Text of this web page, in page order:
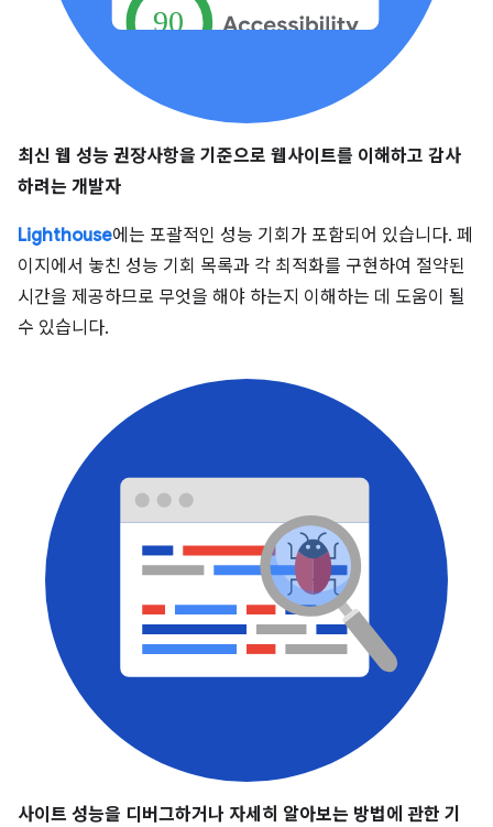
최신 웹 성능 권장사항을 기준으로 웹사이트를 이해하고 감사
하려는 개발자
Lighthouse에는 포괄적인 성능 기회가 포함되어 있습니다. 페
이지에서 놓친 성능 기회 목록과 각 최적화를 구현하여 절약된
시간을 제공하므로 무엇을 해야 하는지 이해하는 데 도움이 될
수 있습니다.
사이트 성능을 디버그하거나 자세히 알아보는 방법에 관한 기